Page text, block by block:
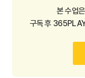
본 수업
구독 후